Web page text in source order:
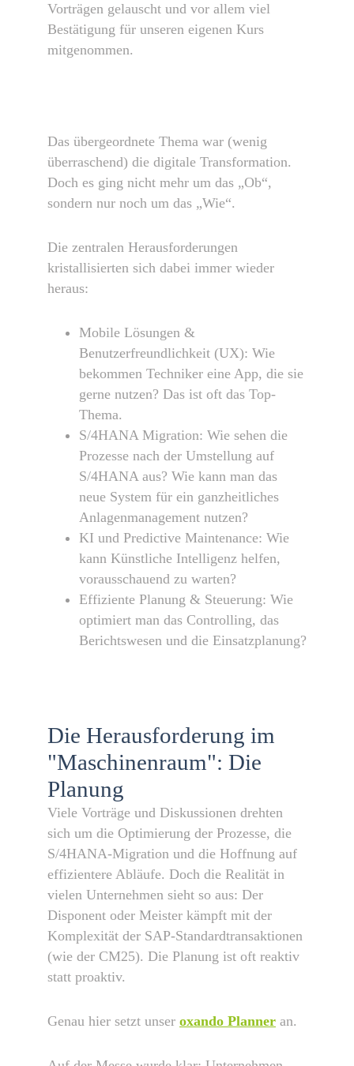
Vorträgen gelauscht und vor allem viel
Bestätigung für unseren eigenen Kurs
mitgenommen.
Das übergeordnete Thema war (wenig
überraschend) die digitale Transformation.
Doch es ging nicht mehr um das „Ob“,
sondern nur noch um das „Wie“.
Die zentralen Herausforderungen
kristallisierten sich dabei immer wieder
heraus:
Mobile Lösungen &
Benutzerfreundlichkeit (UX): Wie
bekommen Techniker eine App, die sie
gerne nutzen? Das ist oft das Top-
Thema.
S/4HANA Migration: Wie sehen die
Prozesse nach der Umstellung auf
S/4HANA aus? Wie kann man das
neue System für ein ganzheitliches
Anlagenmanagement nutzen?
KI und Predictive Maintenance: Wie
kann Künstliche Intelligenz helfen,
vorausschauend zu warten?
Effiziente Planung & Steuerung: Wie
optimiert man das Controlling, das
Berichtswesen und die Einsatzplanung?
Die Herausforderung im
"Maschinenraum": Die
Planung
Viele Vorträge und Diskussionen drehten
sich um die Optimierung der Prozesse, die
S/4HANA-Migration und die Hoffnung auf
effizientere Abläufe. Doch die Realität in
vielen Unternehmen sieht so aus: Der
Disponent oder Meister kämpft mit der
Komplexität der SAP-Standardtransaktionen
(wie der CM25). Die Planung ist oft reaktiv
statt proaktiv.
Genau hier setzt unser oxando Planner an.